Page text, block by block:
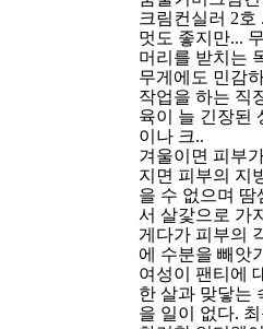
크림컨실러 2호
멋도 좋지만...
머리를 받치는
무게에도 민감
작업을 하는 직
육이 늘 긴장된
이나 크..
겨울이면 피부
지면 피부의 지
을 수 없으며 땀
서 살갗으로 가
게다가 피부의
에 수분을 빼앗
여성이 팬티에
한 살과 맞닿는
을 일이 없다.